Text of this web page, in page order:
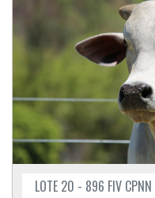
LOTE 20 - 896 FIV CPNN